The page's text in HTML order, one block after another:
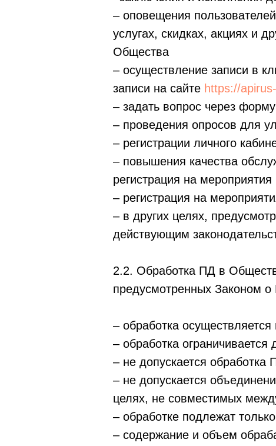
– оповещения
услугах, скидках, акциях и
Общества
– осуществление записи в
записи на сайте https://
– задать вопрос через
– проведения опросов для
– регистрации личного
– повышения качества
регистрация на
– регистрация на
– в других целях,
действующим
2.2. Обработка ПД в
предусмотренных Законом
– обработка
– обработка
– не допускается
– не допускается
целях, не совместимых
– обработке подлежат
– содержание и объем